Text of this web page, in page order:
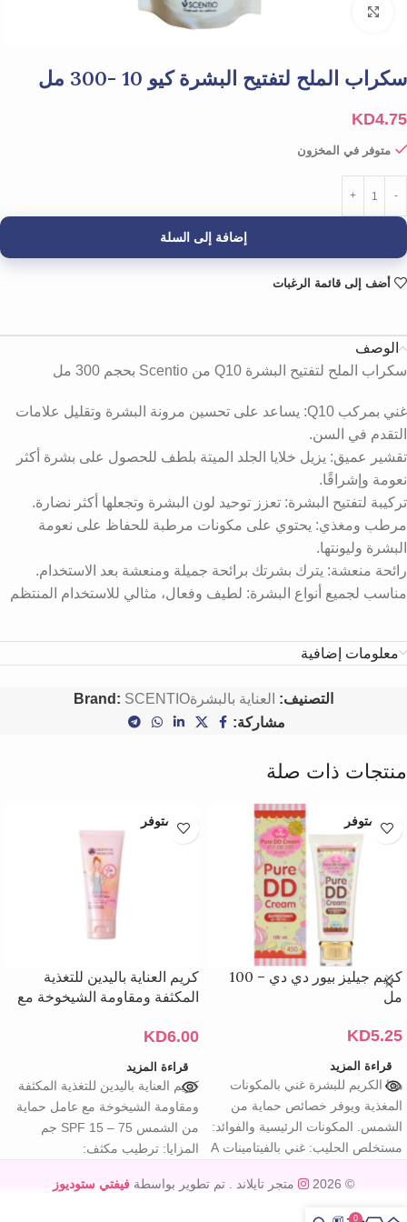
Click to enlarge
سكراب الملح لتفتيح البشرة كيو 10 -300 مل
KD4.75
متوفر في المخزون
إضافة إلى السلة
أضف إلى قائمة الرغبات
الوصف
سكراب الملح لتفتيح البشرة Q10 من Scentio بحجم 300 مل
غني بمركب Q10: يساعد على تحسين مرونة البشرة وتقليل علامات
التقدم في السن.
تقشير عميق: يزيل خلايا الجلد الميتة بلطف للحصول على بشرة أكثر
نعومة وإشراقًا.
تركيبة لتفتيح البشرة: تعزز توحيد لون البشرة وتجعلها أكثر نضارة.
مرطب ومغذي: يحتوي على مكونات مرطبة للحفاظ على نعومة
البشرة وليونتها.
رائحة منعشة: يترك بشرتك برائحة جميلة ومنعشة بعد الاستخدام.
مناسب لجميع أنواع البشرة: لطيف وفعال، مثالي للاستخدام المنتظم
معلومات إضافية
التصنيف: العناية بالبشرة Brand: SCENTIO
مشاركة:
منتجات ذات صلة
غير متوفر
كريم جيليز بيور دي دي – 100
مل
KD5.25
قراءة المزيد
هذا الكريم للبشرة غني بالمكونات
المغذية ويوفر خصائص حماية من
الشمس. المكونات الرئيسية والفوائد:
مستخلص الحليب: غني بالفيتامينات A
غير متوفر
كريم العناية باليدين للتغذية
المكثفة ومقاومة الشيخوخة مع
– 75 جم KD6.00
قراءة المزيد
كريم العناية باليدين للتغذية المكثفة
ومقاومة الشيخوخة مع عامل حماية
من الشمس SPF 15 – 75 جم
المزايا: ترطيب مكثف:
© 2026 متجر تايلاند . تم تطوير بواسطة فيفتي ستوديوز
0